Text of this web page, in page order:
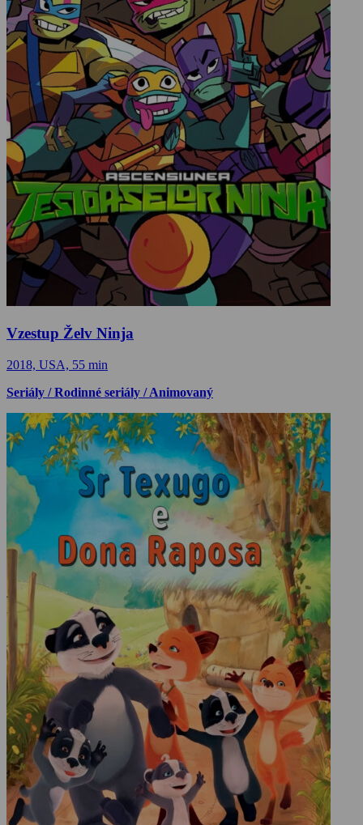
Vzestup Želv Ninja
2018, USA, 55 min
Seriály / Rodinné seriály / Animovaný